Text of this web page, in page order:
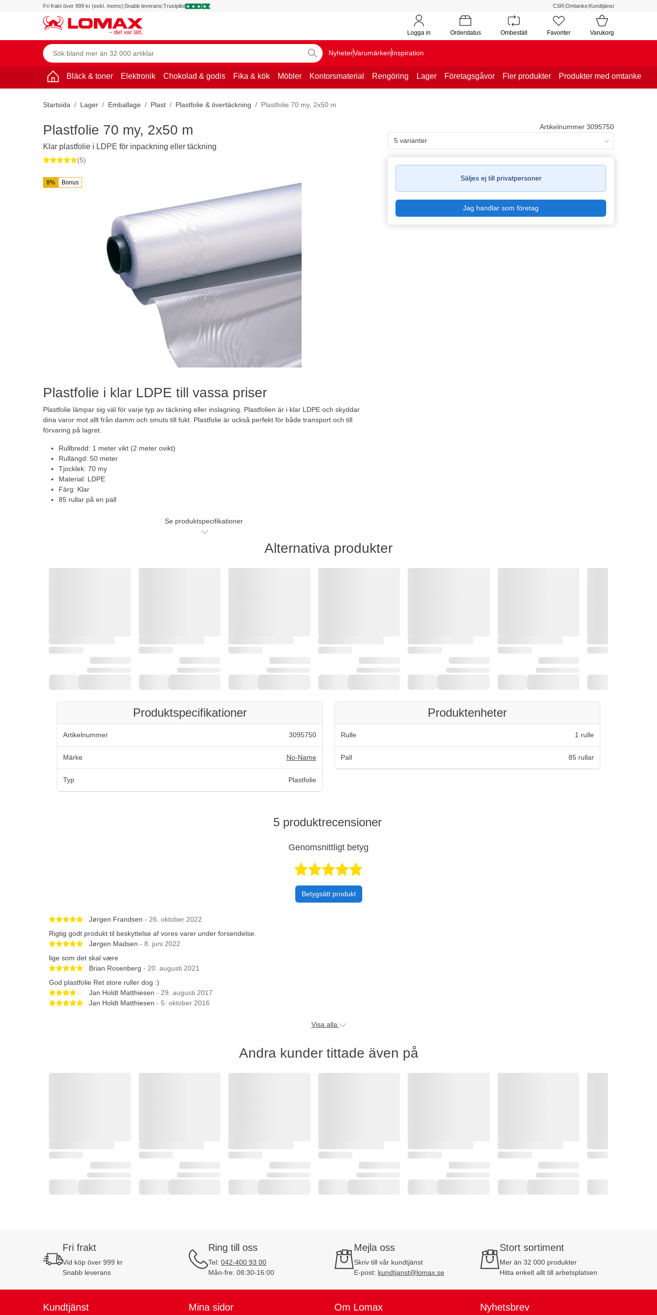
Fri frakt över 999 kr (exkl. moms)|Snabb leverans|Trustpilot CSR|Omtanke|Kundtjänst
Logga in Orderstatus Ombeställ Favoriter Varukorg
NyheterVarumärkenInspiration
Bläck & toner Elektronik Chokolad & godis Fika & kök Möbler Kontorsmaterial Rengöring Lager Företagsgåvor Fler produkter Produkter med omtanke
Startsida Lager Emballage Plast Plastfolie & övertäckning Plastfolie 70 my, 2x50 m
8% Bonus
Plastfolie i klar LDPE till vassa priser
Plastfolie lämpar sig väl för varje typ av täckning eller inslagning. Plastfolien är i klar LDPE och skyddar
dina varor mot allt från damm och smuts till fukt. Plastfolie är också perfekt för både transport och till
förvaring på lagret.
Rullbredd: 1 meter vikt (2 meter ovikt)
Rullängd: 50 meter
Tjocklek: 70 my
Material: LDPE
Färg: Klar
85 rullar på en pall
Se produktspecifikationer
Artikelnummer 3095750
5 varianter
Säljes ej till privatpersoner
Jag handlar som företag
Plastfolie 70 my, 2x50 m
Klar plastfolie i LDPE för inpackning eller täckning
(5)
Alternativa produkter
Produktspecifikationer
Artikelnummer 3095750
Märke No-Name
Typ Plastfolie
Produktenheter
Rulle 1 rulle
Pall 85 rullar
5 produktrecensioner
Genomsnittligt betyg
Betygsatt 4,8 av 5 stjärnor
Betygsätt produkt
Betygsatt 5 av 5 stjärnor
Jørgen Frandsen - 26. oktober 2022
Rigtig godt produkt til beskyttelse af vores varer under forsendelse.
Betygsatt 5 av 5 stjärnor
Jørgen Madsen - 8. juni 2022
lige som det skal være
Betygsatt 5 av 5 stjärnor
Brian Rosenberg - 20. augusti 2021
God plastfolie Ret store ruller dog :)
Betygsatt 4 av 5 stjärnor
Jan Holdt Matthiesen - 29. augusti 2017
Betygsatt 5 av 5 stjärnor
Jan Holdt Matthiesen - 5. oktober 2016
Visa alla
Andra kunder tittade även på
Fri frakt
Vid köp över 999 kr
Snabb leverans
Ring till oss
Tel: 042-400 93 00
Mån-fre: 08:30-16:00
Mejla oss
Skriv till vår kundtjänst
E-post: kundtjanst@lomax.se
Stort sortiment
Mer än 32 000 produkter
Hitta enkelt allt till arbetsplatsen
Kundtjänst Mina sidor Om Lomax Nyhetsbrev